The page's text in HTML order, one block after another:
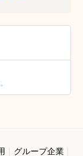
グループ企業